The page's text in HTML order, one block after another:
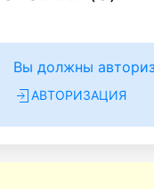
Вы должны
АВТОРИЗАЦИЯ